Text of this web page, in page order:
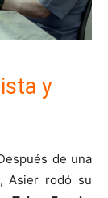
y
de una
Asier rodó su